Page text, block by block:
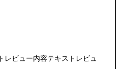
レビュー内容テキストレビュ